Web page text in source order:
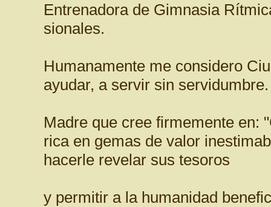
Entrenadora de Gimnasia
sionales.
Humanamente me considero
ayudar, a servir sin servidumbre.
Madre que cree firmemente en:
rica en gemas de valor
hacerle revelar sus tesoros
y permitir a la humanidad